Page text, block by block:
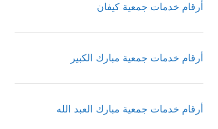
أرقام خدمات جمعية كيفان
أرقام خدمات جمعية مبارك الكبير
أرقام خدمات جمعية مبارك العبد الله